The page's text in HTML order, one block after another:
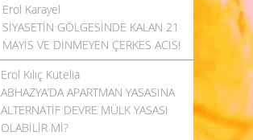
Erol Karayel
SİYASETİN GÖLGESİNDE KALAN 21
MAYIS VE DİNMEYEN ÇERKES ACISI
Erol Kılıç Kutelia
ABHAZYA’DA APARTMAN YASASINA
ALTERNATİF DEVRE MÜLK YASASI
OLABİLİR Mİ?